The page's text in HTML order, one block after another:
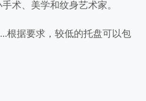
术、美学和纹身艺术家。
根据要求，较低的托盘可以包